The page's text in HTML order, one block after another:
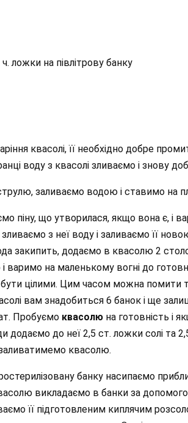
ложки на півлітрову банку
квасолі, її необхідно добре
воду з квасолі зливаємо і знову
заливаємо водою і ставимо на
піну, що утворилася, якщо вона є, і
зливаємо з неї воду і заливаємо її
закипить, додаємо в квасолю 2
варимо на маленькому вогні до
цілими. Цим часом можна помити
вам знадобиться 6 банок і ще
Пробуємо квасолю на готовність і
додаємо до неї 2,5 ст. ложки солі та
квасолю.
банку насипаємо
викладаємо в банки за
її підготовленим киплячим